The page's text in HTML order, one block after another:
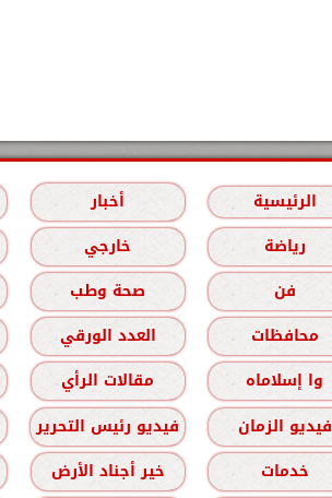
الرئيسية أخبار
رياضة
خارجي
فن
صحة وطب
محافظات
العدد الورقي
وا إسلاماه
مقالات الرأي
فيديو الزمان
فيديو رئيس التحرير
خدمات
خير أجناد الأرض